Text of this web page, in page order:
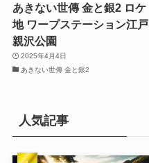
あきない世傳 金と銀2 ロケ
地 ワープステーション江戸
親沢公園
2025年4月4日
あきない世傳 金と銀2
人気記事